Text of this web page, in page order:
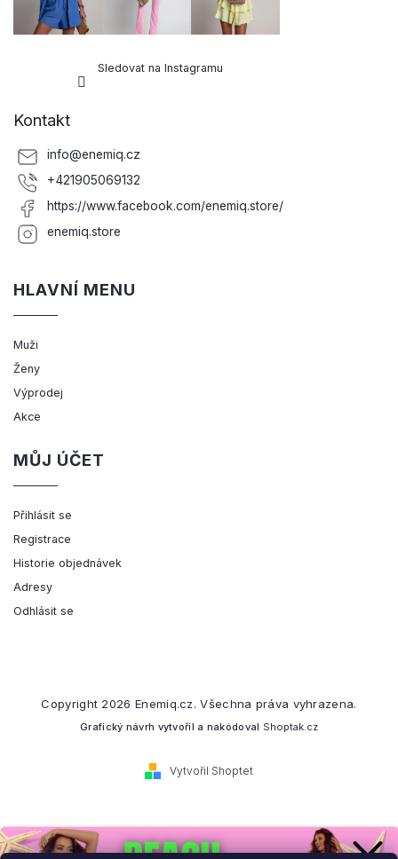
Sledovat na Instagramu
Kontakt
info@enemiq.cz
+421905069132
https://www.facebook.com/enemiq.store/
enemiq.store
HLAVNÍ MENU
Muži
Ženy
Výprodej
Akce
MŮJ ÚČET
Přihlásit se
Registrace
Historie objednávek
Adresy
Odhlásit se
Vytvořil Shoptet
Copyright 2026 Enemiq.cz. Všechna práva vyhrazena.
Grafický návrh vytvořil a nakódoval Shoptak.cz